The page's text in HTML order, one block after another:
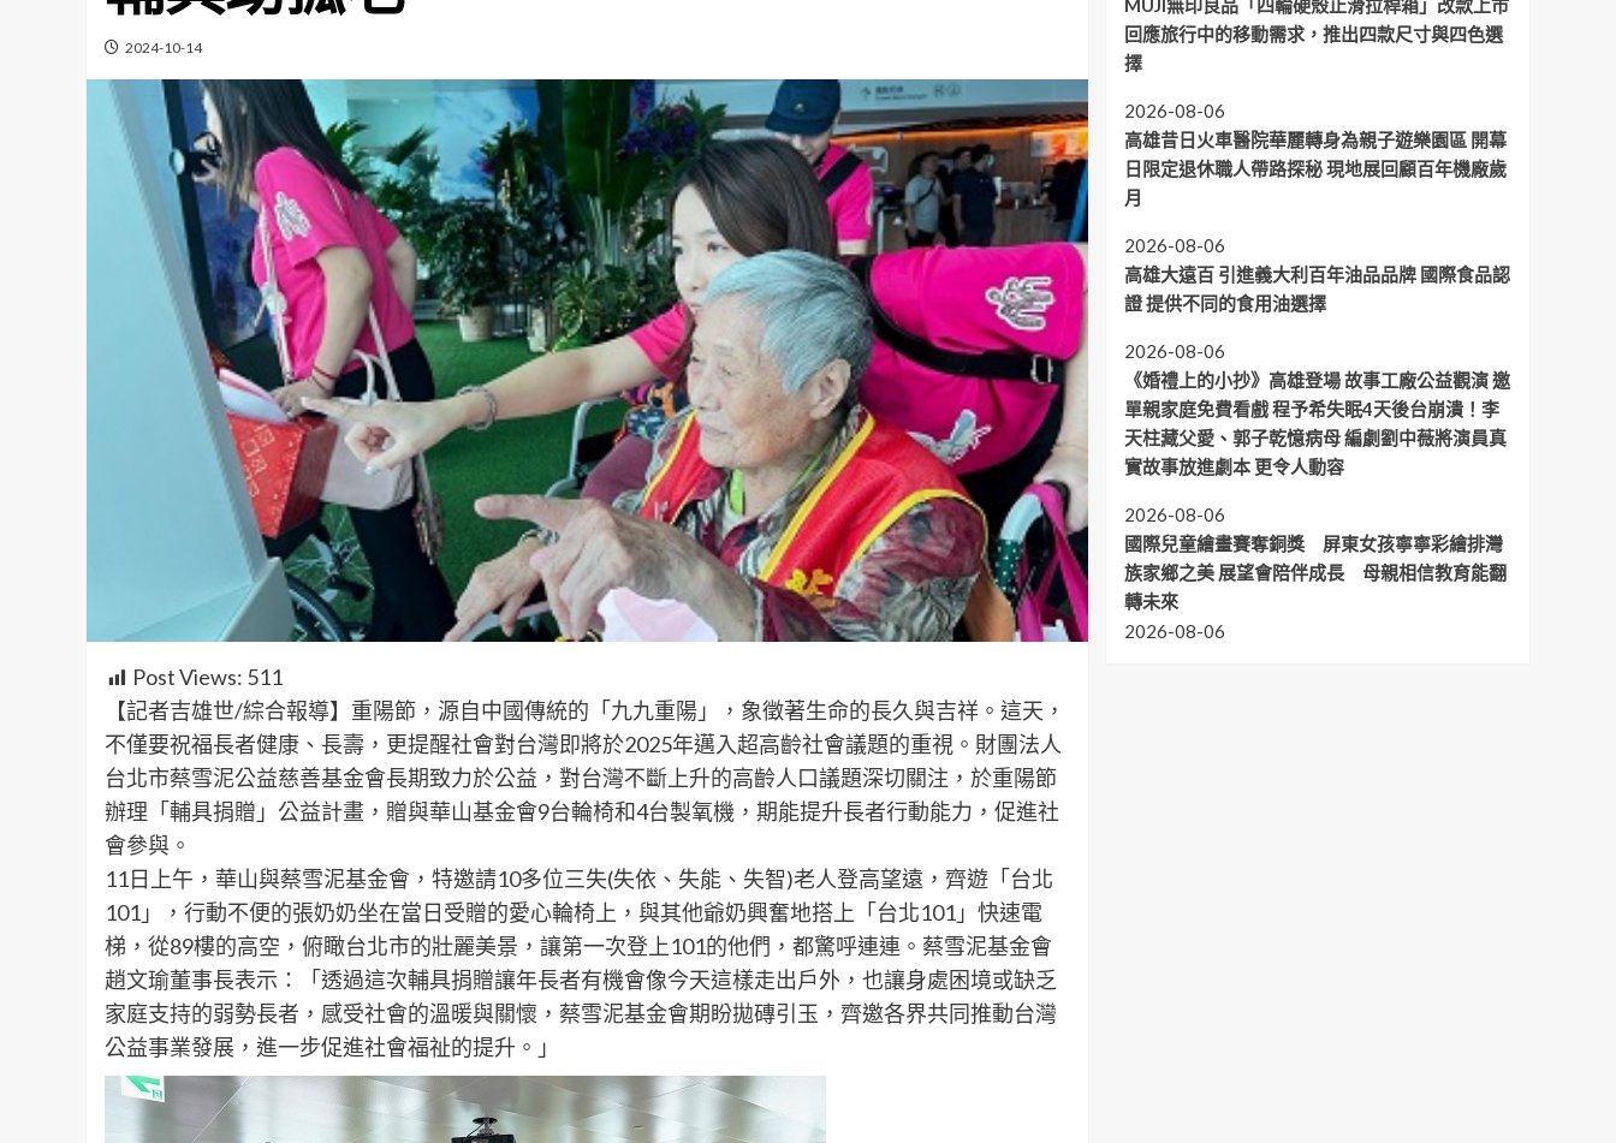
2024-10-14
Post Views: 511
【記者吉雄世/綜合報導】重陽節，源自中國傳統的「九九重陽」，象徵著生命的長久與吉祥。這天，
不僅要祝福長者健康、長壽，更提醒社會對台灣即將於2025年邁入超高齡社會議題的重視。財團法人
台北市蔡雪泥公益慈善基金會長期致力於公益，對台灣不斷上升的高齡人口議題深切關注，於重陽節
辦理「輔具捐贈」公益計畫，贈與華山基金會9台輪椅和4台製氧機，期能提升長者行動能力，促進社
會參與。
11日上午，華山與蔡雪泥基金會，特邀請10多位三失(失依、失能、失智)老人登高望遠，齊遊「台北
101」，行動不便的張奶奶坐在當日受贈的愛心輪椅上，與其他爺奶興奮地搭上「台北101」快速電
梯，從89樓的高空，俯瞰台北市的壯麗美景，讓第一次登上101的他們，都驚呼連連。蔡雪泥基金會
趙文瑜董事長表示：「透過這次輔具捐贈讓年長者有機會像今天這樣走出戶外，也讓身處困境或缺乏
家庭支持的弱勢長者，感受社會的溫暖與關懷，蔡雪泥基金會期盼拋磚引玉，齊邀各界共同推動台灣
公益事業發展，進一步促進社會福祉的提升。」
MUJI無印良品「四輪硬殼止滑拉桿箱」改款上市
回應旅行中的移動需求，推出四款尺寸與四色選
擇
2026-08-06
高雄昔日火車醫院華麗轉身為親子遊樂園區 開幕
日限定退休職人帶路探秘 現地展回顧百年機廠歲
月
2026-08-06
高雄大遠百 引進義大利百年油品品牌 國際食品認
證 提供不同的食用油選擇
2026-08-06
《婚禮上的小抄》高雄登場 故事工廠公益觀演 邀
單親家庭免費看戲 程予希失眠4天後台崩潰！李
天柱藏父愛、郭子乾憶病母 編劇劉中薇將演員真
實故事放進劇本 更令人動容
2026-08-06
國際兒童繪畫賽奪銅獎 屏東女孩寧寧彩繪排灣
族家鄉之美 展望會陪伴成長 母親相信教育能翻
轉未來
2026-08-06